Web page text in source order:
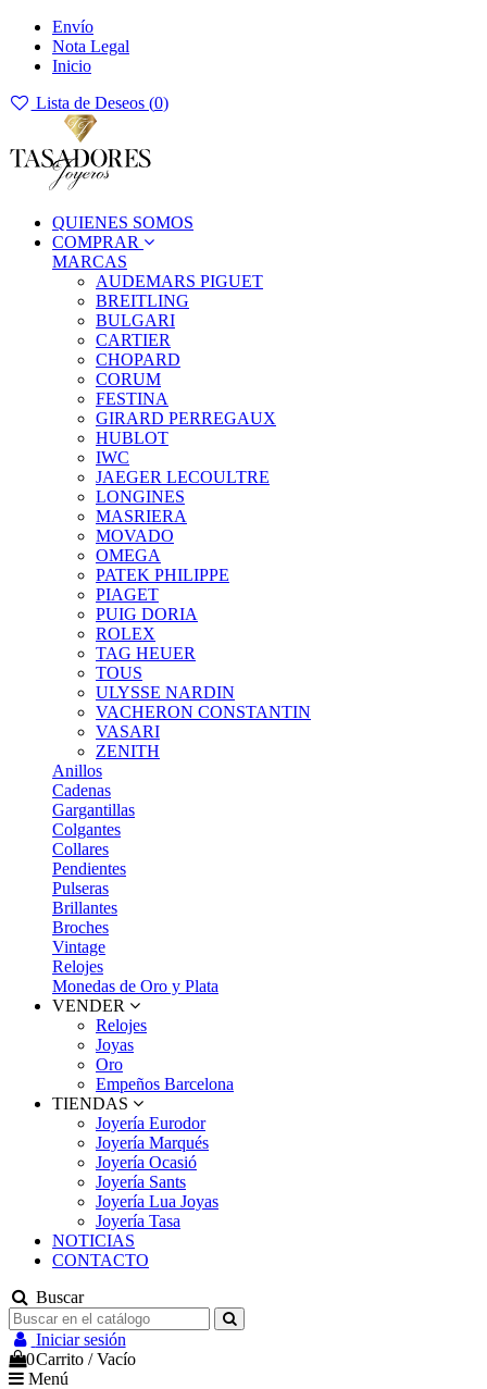
Envío
Nota Legal
Inicio
Lista de Deseos (0)
QUIENES SOMOS
COMPRAR
MARCAS
AUDEMARS PIGUET
BREITLING
BULGARI
CARTIER
CHOPARD
CORUM
FESTINA
GIRARD PERREGAUX
HUBLOT
IWC
JAEGER LECOULTRE
LONGINES
MASRIERA
MOVADO
OMEGA
PATEK PHILIPPE
PIAGET
PUIG DORIA
ROLEX
TAG HEUER
TOUS
ULYSSE NARDIN
VACHERON CONSTANTIN
VASARI
ZENITH
Anillos
Cadenas
Gargantillas
Colgantes
Collares
Pendientes
Pulseras
Brillantes
Broches
Vintage
Relojes
Monedas de Oro y Plata
VENDER
Relojes
Joyas
Oro
Empeños Barcelona
TIENDAS
Joyería Eurodor
Joyería Marqués
Joyería Ocasió
Joyería Sants
Joyería Lua Joyas
Joyería Tasa
NOTICIAS
CONTACTO
Buscar
Iniciar sesión
0Carrito /Vacío
Menú